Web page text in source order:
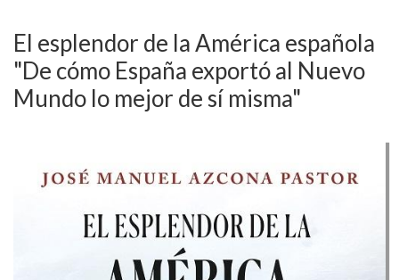
El esplendor de la América española
"De cómo España exportó al Nuevo
Mundo lo mejor de sí misma"